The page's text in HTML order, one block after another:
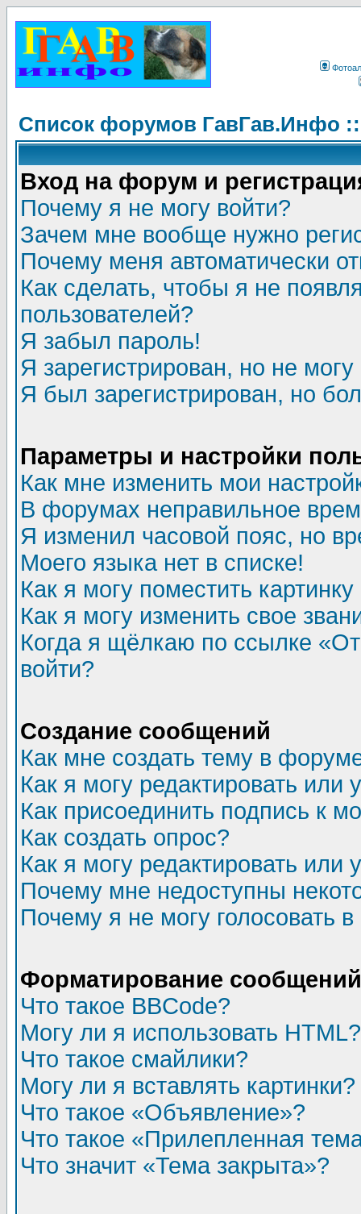
Список форумов ГавГав.Инфо
Вход на форум и
Почему я не могу войти?
Зачем мне вообще нужно
Почему меня автоматически
Как сделать, чтобы я не
пользователей?
Я забыл пароль!
Я зарегистрирован, но не могу
Я был зарегистрирован, но
Параметры и настройки
Как мне изменить мои
В форумах неправильное
Я изменил часовой пояс, но
Моего языка нет в списке!
Как я могу поместить
Как я могу изменить свое
Когда я щёлкаю по ссылке
войти?
Создание сообщений
Как мне создать тему в
Как я могу редактировать или
Как присоединить подпись к
Как создать опрос?
Как я могу редактировать или
Почему мне недоступны
Почему я не могу голосовать
Форматирование
Что такое BBCode?
Могу ли я использовать HTML?
Что такое смайлики?
Могу ли я вставлять картинки?
Что такое «Объявление»?
Что такое «Прилепленная
Что значит «Тема закрыта»?